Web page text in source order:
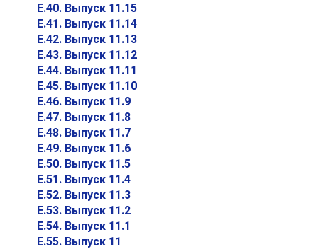
E.40. Выпуск 11.15
E.41. Выпуск 11.14
E.42. Выпуск 11.13
E.43. Выпуск 11.12
E.44. Выпуск 11.11
E.45. Выпуск 11.10
E.46. Выпуск 11.9
E.47. Выпуск 11.8
E.48. Выпуск 11.7
E.49. Выпуск 11.6
E.50. Выпуск 11.5
E.51. Выпуск 11.4
E.52. Выпуск 11.3
E.53. Выпуск 11.2
E.54. Выпуск 11.1
E.55. Выпуск 11